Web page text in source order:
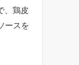
、鶏皮
ースを